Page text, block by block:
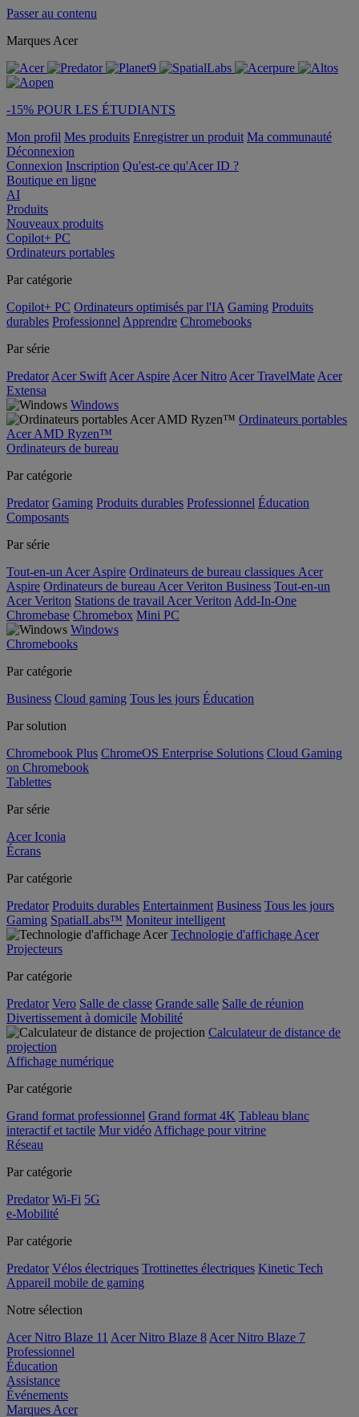
Passer au contenu
Marques Acer
-15% POUR LES ÉTUDIANTS
Mon profil Mes produits Enregistrer un produit Ma communauté
Déconnexion
Connexion Inscription Qu'est-ce qu'Acer ID ?
Boutique en ligne
AI
Produits
Nouveaux produits
Copilot+ PC
Ordinateurs portables
Par catégorie
Copilot+ PC Ordinateurs optimisés par l'IA Gaming Produits
durables Professionnel Apprendre Chromebooks
Par série
Predator Acer Swift Acer Aspire Acer Nitro Acer TravelMate Acer
Extensa
Windows
Ordinateurs portables
Acer AMD Ryzen™
Ordinateurs de bureau
Par catégorie
Predator Gaming Produits durables Professionnel Éducation
Composants
Par série
Tout-en-un Acer Aspire Ordinateurs de bureau classiques Acer
Aspire Ordinateurs de bureau Acer Veriton Business Tout-en-un
Acer Veriton Stations de travail Acer Veriton Add-In-One
Chromebase Chromebox Mini PC
Windows
Chromebooks
Par catégorie
Business Cloud gaming Tous les jours Éducation
Par solution
Chromebook Plus ChromeOS Enterprise Solutions Cloud Gaming
on Chromebook
Tablettes
Par série
Acer Iconia
Écrans
Par catégorie
Predator Produits durables Entertainment Business Tous les jours
Gaming SpatialLabs™ Moniteur intelligent
Technologie d'affichage Acer
Projecteurs
Par catégorie
Predator Vero Salle de classe Grande salle Salle de réunion
Divertissement à domicile Mobilité
Calculateur de distance de
projection
Affichage numérique
Par catégorie
Grand format professionnel Grand format 4K Tableau blanc
interactif et tactile Mur vidéo Affichage pour vitrine
Réseau
Par catégorie
Predator Wi-Fi 5G
e-Mobilité
Par catégorie
Predator Vélos électriques Trottinettes électriques Kinetic Tech
Appareil mobile de gaming
Notre sélection
Acer Nitro Blaze 11 Acer Nitro Blaze 8 Acer Nitro Blaze 7
Professionnel
Éducation
Assistance
Événements
Marques Acer